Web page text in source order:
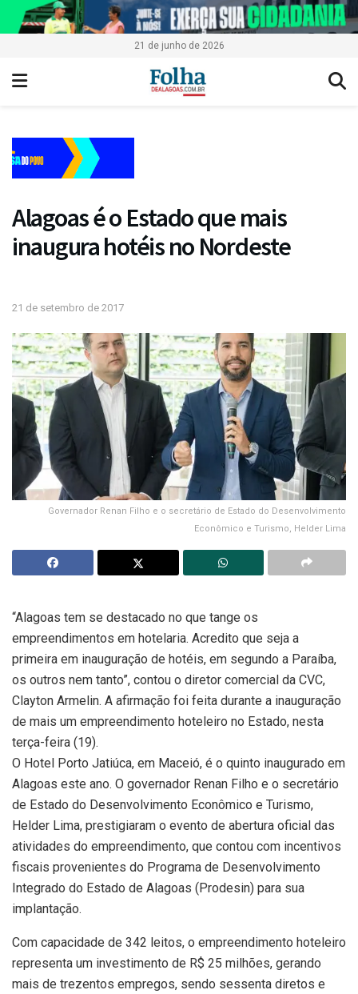
21 de junho de 2026
Alagoas é o Estado que mais
inaugura hotéis no Nordeste
21 de setembro de 2017
Governador Renan Filho e o secretário de Estado do Desenvolvimento
Econômico e Turismo, Helder Lima
“Alagoas tem se destacado no que tange os
empreendimentos em hotelaria. Acredito que seja a
primeira em inauguração de hotéis, em segundo a Paraíba,
os outros nem tanto”, contou o diretor comercial da CVC,
Clayton Armelin. A afirmação foi feita durante a inauguração
de mais um empreendimento hoteleiro no Estado, nesta
terça-feira (19).
O Hotel Porto Jatiúca, em Maceió, é o quinto inaugurado em
Alagoas este ano. O governador Renan Filho e o secretário
de Estado do Desenvolvimento Econômico e Turismo,
Helder Lima, prestigiaram o evento de abertura oficial das
atividades do empreendimento, que contou com incentivos
fiscais provenientes do Programa de Desenvolvimento
Integrado do Estado de Alagoas (Prodesin) para sua
implantação.
Com capacidade de 342 leitos, o empreendimento hoteleiro
representa um investimento de R$ 25 milhões, gerando
mais de trezentos empregos, sendo sessenta diretos e